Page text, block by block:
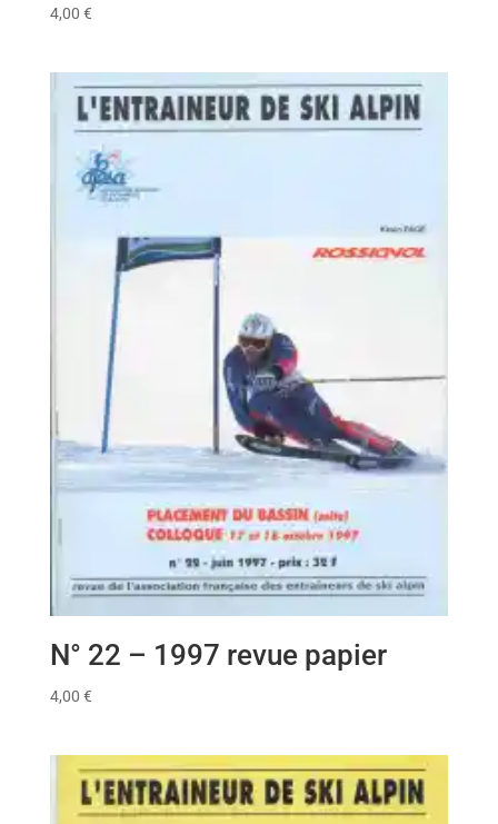
4,00 €
N° 22 – 1997 revue papier
4,00 €